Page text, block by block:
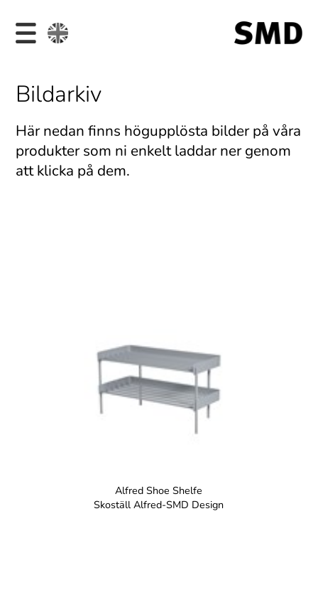
Bildarkiv
Här nedan finns högupplösta bilder på våra
produkter som ni enkelt laddar ner genom
att klicka på dem.
Alfred Shoe Shelfe
Skoställ Alfred-SMD Design